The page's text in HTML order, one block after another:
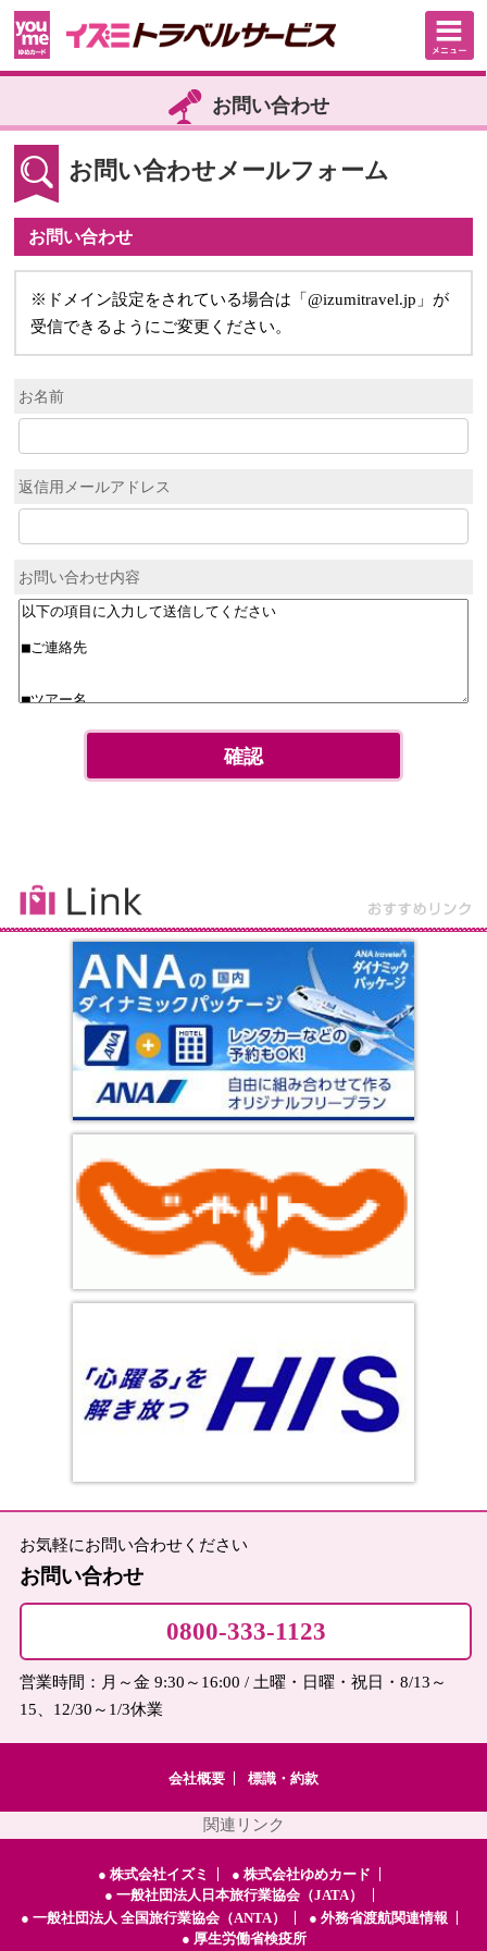
お問い合わせ
お問い合わせメールフォーム
お問い合わせ
※ドメイン設定をされている場合は「@izumitravel.jp」が
受信できるようにご変更ください。
お名前
返信用メールアドレス
お問い合わせ内容
お気軽にお問い合わせください
お問い合わせ
0800-333-1123
営業時間：月～金 9:30～16:00 / 土曜・日曜・祝日・8/13～
15、12/30～1/3休業
会社概要 標識・約款
関連リンク
● 株式会社イズミ
● 株式会社ゆめカード
● 一般社団法人日本旅行業協会（JATA）
● 一般社団法人 全国旅行業協会（ANTA）
● 外務省渡航関連情報
● 厚生労働省検疫所